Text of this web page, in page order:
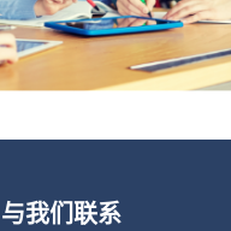
与我们联系